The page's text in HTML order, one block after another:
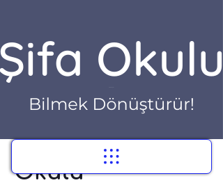
Herkesin Tıp
Okulu